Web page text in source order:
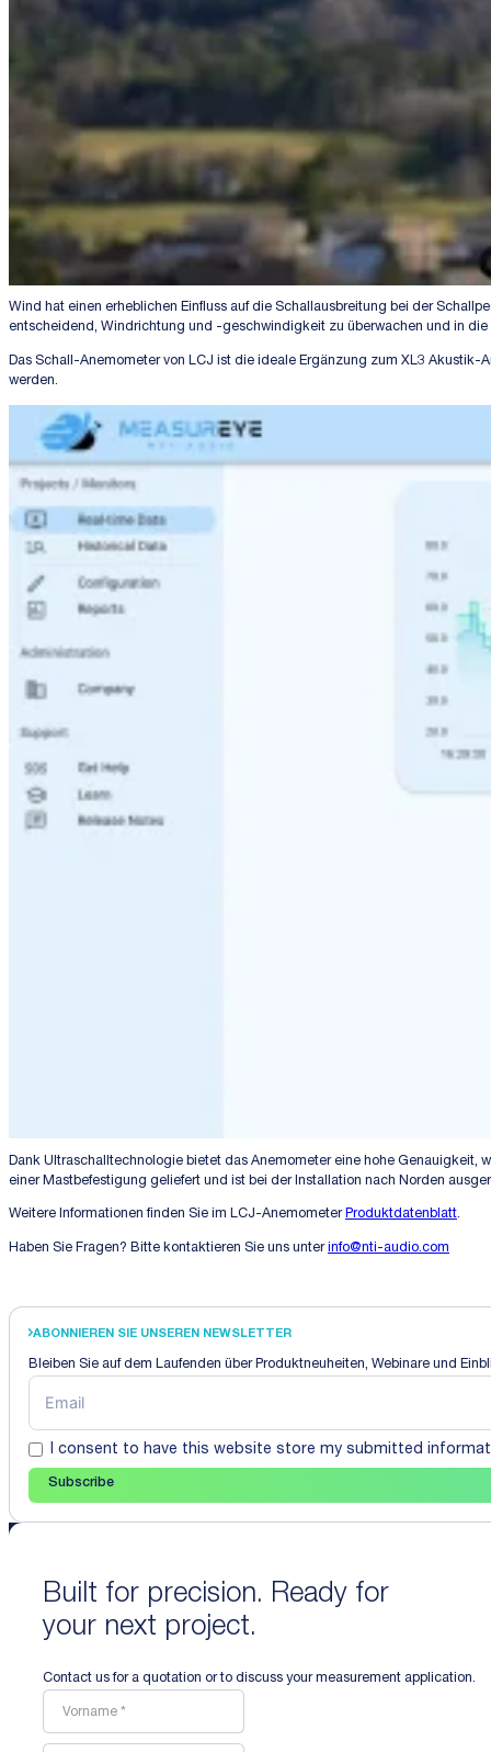
Wind hat einen erheblichen Einfluss auf die Schallausbreitung bei der
entscheidend, Windrichtung und -geschwindigkeit zu überwachen und in die
Das Schall-Anemometer von LCJ ist die ideale Ergänzung zum XL3
werden.
Dank Ultraschalltechnologie bietet das Anemometer eine hohe Genauigkeit,
einer Mastbefestigung geliefert und ist bei der Installation nach Norden
Weitere Informationen finden Sie im LCJ-AnemometerProduktdatenblatt.
Haben Sie Fragen? Bitte kontaktieren Sie uns unterinfo@nti-audio.com
ABONNIEREN SIE UNSEREN NEWSLETTER
Bleiben Sie auf dem Laufenden über Produktneuheiten, Webinare und
I consent to have this website store my submitted
Subscribe
Built for precision. Ready for
your next project.
Contact us for a quotation or to discuss your measurement application.